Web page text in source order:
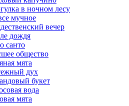
в ночном лесу
мучное
вечер
дождя
санто
общество
мята
дух
букет
вода
мята